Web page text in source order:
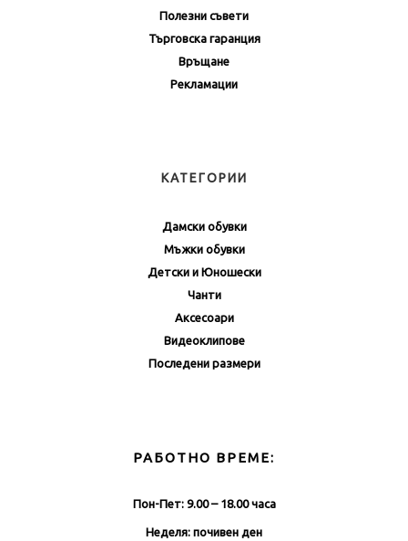
Полезни съвети
Търговска гаранция
Връщане
Рекламации
КАТЕГОРИИ
Дамски обувки
Мъжки обувки
Детски и Юношески
Чанти
Аксесоари
Видеоклипове
Последени размери
РАБОТНО ВРЕМЕ:
Пон-Пет: 9.00 – 18.00 часа
Неделя: почивен ден